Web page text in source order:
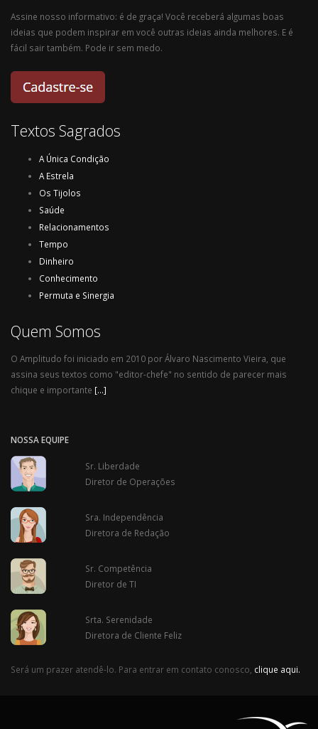
Assine nosso informativo: é de graça! Você receberá algumas boas
ideias que podem inspirar em você outras ideias ainda melhores. E é
fácil sair também. Pode ir sem medo.
Textos Sagrados
A Única Condição
A Estrela
Os Tijolos
Saúde
Relacionamentos
Tempo
Dinheiro
Conhecimento
Permuta e Sinergia
Quem Somos
O Amplitudo foi iniciado em 2010 por Álvaro Nascimento Vieira, que
assina seus textos como "editor-chefe" no sentido de parecer mais
chique e importante [...]
NOSSA EQUIPE
Sr. Liberdade
Diretor de Operações
Sra. Independência
Diretora de Redação
Sr. Competência
Diretor de TI
Srta. Serenidade
Diretora de Cliente Feliz
Será um prazer atendê-lo. Para entrar em contato conosco, clique aqui.